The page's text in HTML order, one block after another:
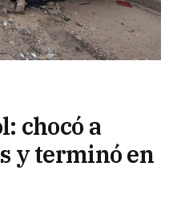
chocó a
y terminó en